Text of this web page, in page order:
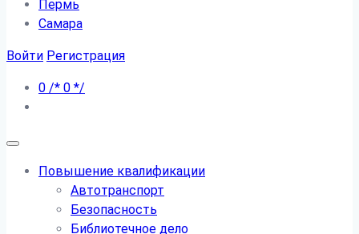
Пермь
Самара
Войти Регистрация
0 /* 0 */
Повышение квалификации
Автотранспорт
Безопасность
Библиотечное дело